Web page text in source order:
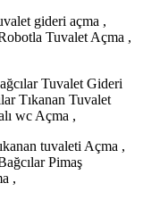
gideri açma ,
Tuvalet Açma ,
Tuvalet Gideri
Tıkanan Tuvalet
wc Açma ,
tuvaleti Açma ,
Pimaş
,